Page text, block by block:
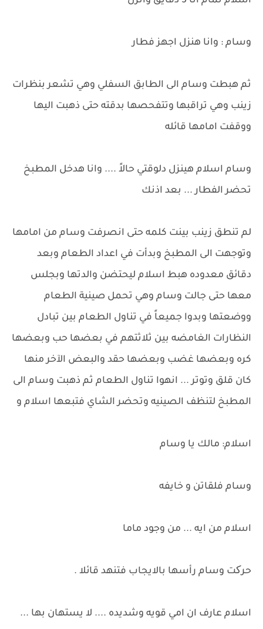
وسام : وانا هنزل اجهز فطار
ثم هبطت وسام الى الطابق السفلي وهي تشعر بنظرات
زينب وهي تراقبها وتتفحصها بدقته حتى ذهبت اليها
ووقفت امامها قائله
وسام اسلام هينزل دلوقتي حالاً .... وانا هدخل المطبخ
تحضر الفطار ... بعد اذنك
لم تنطق زينب بينت كلمه حتى انصرفت وسام من امامها
وتوجهت الى المطبخ وبدأت في اعداد الطعام وبعد
دقائق معدوده هبط اسلام ليحتضن والدتها وبجلس
معها حتى جالت وسام وهي تحمل صينية الطعام
ووضعتها وبدوا جميعاً في تناول الطعام بين تبادل
النظارات الغامضه بين ثلاثتهم في بعضها حب وبعضها
كره وبعضها غضب وبعضها حقد والبعض الآخر منها
كان قلق وتوتر ... انهوا تناول الطعام ثم ذهبت وسام الى
المطبخ لتنظف الصينيه وتحضر الشاي فتبعها اسلام و
اسلام: مالك يا وسام
وسام فلقاتن و خايفه
اسلام من ايه ... من وجود ماما
حرکت وسام رأسها بالايجاب فتنهد قائلا .
اسلام عارف ان امي قويه وشديده .... لا يستهان بها ...